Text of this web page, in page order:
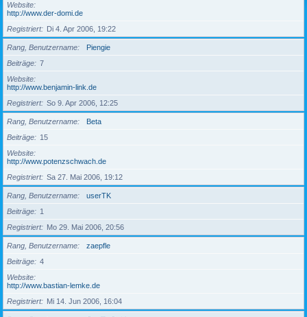
Website
http://www.der-domi.de
Registriert
Di 4. Apr 2006, 19:22
Rang, Benutzername
Piengie
Beiträge
7
Website
http://www.benjamin-link.de
Registriert
So 9. Apr 2006, 12:25
Rang, Benutzername
Beta
Beiträge
15
Website
http://www.potenzschwach.de
Registriert
Sa 27. Mai 2006, 19:12
Rang, Benutzername
userTK
Beiträge
1
Registriert
Mo 29. Mai 2006, 20:56
Rang, Benutzername
zaepfle
Beiträge
4
Website
http://www.bastian-lemke.de
Registriert
Mi 14. Jun 2006, 16:04